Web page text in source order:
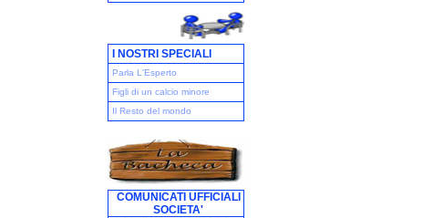
I NOSTRI SPECIALI
Parla L'Esperto
Figli di un calcio minore
Il Resto del mondo
COMUNICATI UFFICIALI
SOCIETA'